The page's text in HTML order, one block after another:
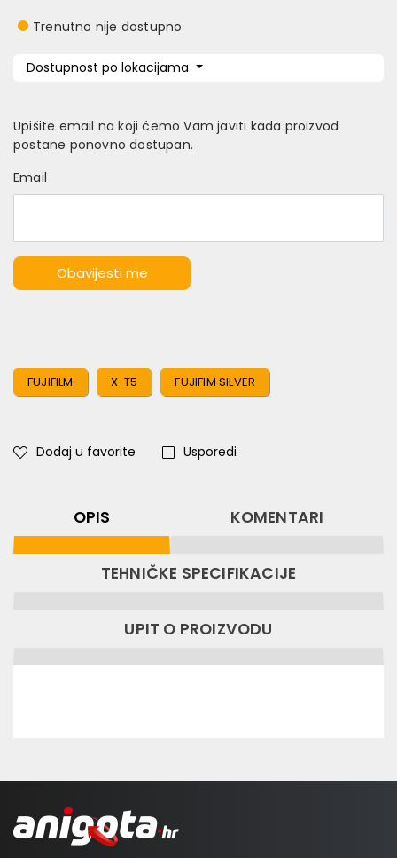
Trenutno nije dostupno
Dostupnost po lokacijama
Upišite email na koji ćemo Vam javiti kada proizvod
postane ponovno dostupan.
Email
Obavijesti me
FUJIFILM X-T5 FUJIFIM SILVER
Dodaj u favorite Usporedi
OPIS KOMENTARI
TEHNIČKE SPECIFIKACIJE
UPIT O PROIZVODU